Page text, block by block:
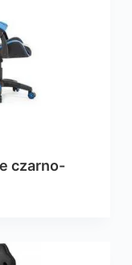
czarno-